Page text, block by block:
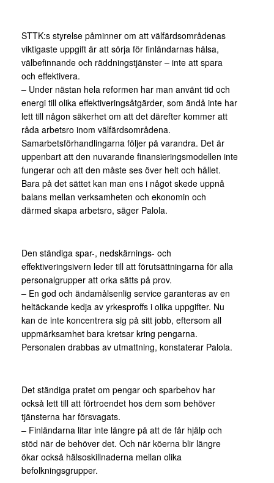
STTK:s styrelse påminner om att välfärdsområdenas
viktigaste uppgift är att sörja för finländarnas hälsa,
välbefinnande och räddningstjänster – inte att spara
och effektivera.
– Under nästan hela reformen har man använt tid och
energi till olika effektiveringsåtgärder, som ändå inte har
lett till någon säkerhet om att det därefter kommer att
råda arbetsro inom välfärdsområdena.
Samarbetsförhandlingarna följer på varandra. Det är
uppenbart att den nuvarande finansieringsmodellen inte
fungerar och att den måste ses över helt och hållet.
Bara på det sättet kan man ens i något skede uppnå
balans mellan verksamheten och ekonomin och
därmed skapa arbetsro, säger Palola.
Den ständiga spar-, nedskärnings- och
effektiveringsivern leder till att förutsättningarna för alla
personalgrupper att orka sätts på prov.
– En god och ändamålsenlig service garanteras av en
heltäckande kedja av yrkesproffs i olika uppgifter. Nu
kan de inte koncentrera sig på sitt jobb, eftersom all
uppmärksamhet bara kretsar kring pengarna.
Personalen drabbas av utmattning, konstaterar Palola.
Det ständiga pratet om pengar och sparbehov har
också lett till att förtroendet hos dem som behöver
tjänsterna har försvagats.
– Finländarna litar inte längre på att de får hjälp och
stöd när de behöver det. Och när köerna blir längre
ökar också hälsoskillnaderna mellan olika
befolkningsgrupper.